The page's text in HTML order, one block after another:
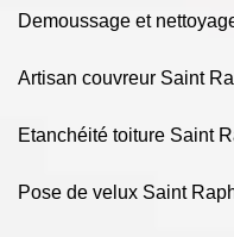
Demoussage et
Artisan couvreur Saint
Etanchéité toiture Saint
Pose de velux Saint